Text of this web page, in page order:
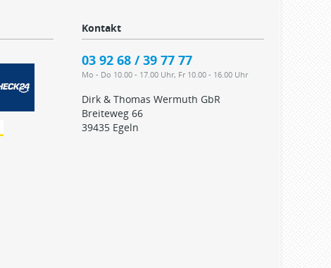
Kontakt
03 92 68 / 39 77 77
Mo - Do 10.00 - 17.00 Uhr, Fr 10.00 - 16.00 Uhr
Dirk & Thomas Wermuth GbR
Breiteweg 66
39435 Egeln